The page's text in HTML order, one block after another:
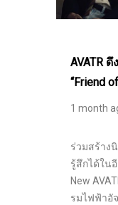
AVATR
“Friend
1 month
ร่วมสร้าง
รู้สึกได้ใน
New
รมไฟฟ้าอั